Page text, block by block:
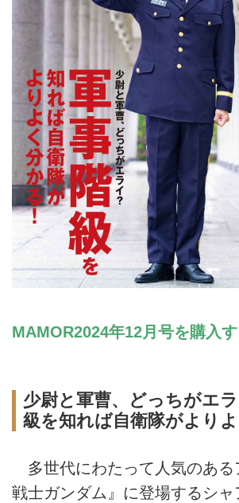
MAMOR2024年12月号を購入
少尉と軍曹、どっちがエ
級を知れば自衛隊がよりよ
多世代にわたって人気のある
戦士ガンダム』に登場するシャ